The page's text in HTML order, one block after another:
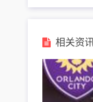
相关资